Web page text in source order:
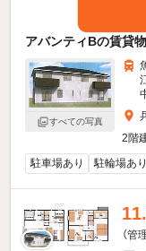
アバンティBの賃貸
すべての写真
2階
駐車場あり
駐輪場あり
（管